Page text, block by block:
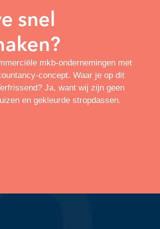
snel
mkb-ondernemingen met
concept. Waar je op dit
Ja, want wij zijn geen
en gekleurde stropdassen.